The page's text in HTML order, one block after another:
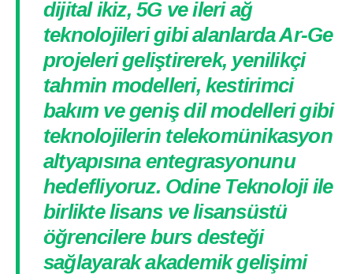
dijital ikiz, 5G ve ileri ağ
teknolojileri gibi alanlarda Ar-Ge
projeleri geliştirerek, yenilikçi
tahmin modelleri, kestirimci
bakım ve geniş dil modelleri gibi
teknolojilerin telekomünikasyon
altyapısına entegrasyonunu
hedefliyoruz. Odine Teknoloji ile
birlikte lisans ve lisansüstü
öğrencilere burs desteği
sağlayarak akademik gelişimi